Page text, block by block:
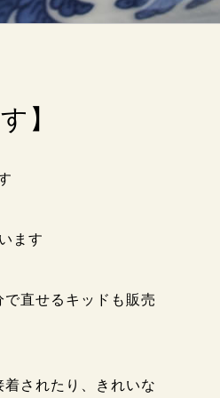
】
ます
直せるキッドも販売
されたり、きれいな